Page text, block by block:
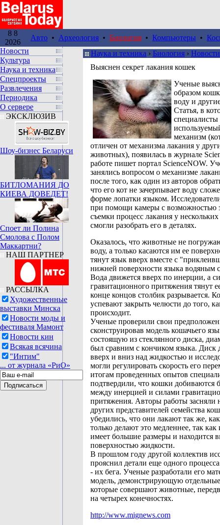
8 8
2026
Авто • Археология • Биология • Компьютеры •
Новости
Культура
Наука и техника
Спецпроекты
Развлечения
Периодика
О сервере
ЭКСКЛЮЗИВ
Шоу-бизнес Беларуси
БИТЛОМАНИЯ ДО
КИЕВА ДОВЕДЕТ!
Споет ли Полина
Смолова с Полом
Маккартни?
НАШ ПАРТНЕР
РАССЫЛКА
Художественные
выставки Минска
Новости моды и
фестиваля Мамонт
Новости кин
Всякая всячина
"Интим"
... от журнала «РиО»
Наука и техника › Биология › Новости
Выяснен секрет лакания кошек
Ученые
образом
воду и
Статья, в
механизм
отличен от механизма лакания у
животных), появилась в журнале
работе пишет портал ScienceNOW.
занялись вопросом о механизме
после того, как один из авторов
что его кот не зачерпывает воду
форме лопатки языком.
при помощи камеры с возможностью
съемки процесс лакания у
смогли разобрать его в деталях.
Оказалось, что животные не
воду, а только касаются им ее
тянут язык вверх вместе с
нижней поверхности языка водяным
Вода движется вверх по инерции, а
гравитационного притяжения тянут
конце концов столбик разрывается.
успевают закрыть челюсти до того,
происходит.
Ученые проверили свои
сконструировав модель кошачьего
состоящую из стеклянного диска,
был сравним с кончиком языка. Диск
вверх и вниз над жидкостью и
могли регулировать скорость его
итогам проведенных опытов
подтвердили, что кошки добиваются
между инерцией и силами
притяжения. Авторы работы засняли
других представителей семейства
убедились, что они лакают так же,
только делают это медленнее, так как
имеет большие размеры и находится
поверхностью жидкости.
В прошлом году другой коллектив
прояснил детали еще одного
- их бега. Ученые разработали его
модель, демонстрирующую
которые совершают животные,
на четырех конечностях.
http://www.mignews.com